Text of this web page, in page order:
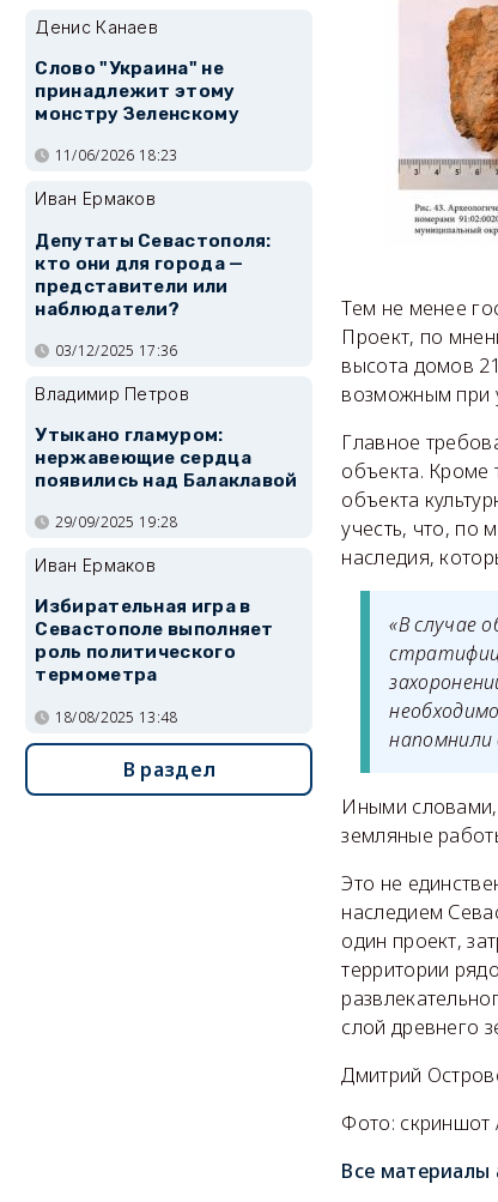
Тем не менее
Проект, по
высота домов
возможным при
Главное
объекта. Кроме
объекта
учесть, что, по
наследия,
«В случае
напомнили
Иными словами,
земляные
Это не
наследием
один проект,
территории
слой древнего
Дмитрий
Фото: скриншот
Все материалы
Денис Канаев
Слово "Украина" не
принадлежит этому
монстру Зеленскому
11/06/2026 18:23
Иван Ермаков
Депутаты Севастополя:
кто они для города —
представители или
наблюдатели?
03/12/2025 17:36
Владимир Петров
Утыкано гламуром:
нержавеющие сердца
появились над Балаклавой
29/09/2025 19:28
Иван Ермаков
Избирательная игра в
Севастополе выполняет
роль политического
термометра
18/08/2025 13:48
В раздел